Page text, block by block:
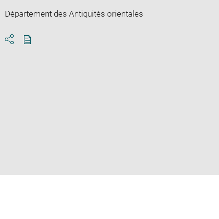
Département des Antiquités orientales